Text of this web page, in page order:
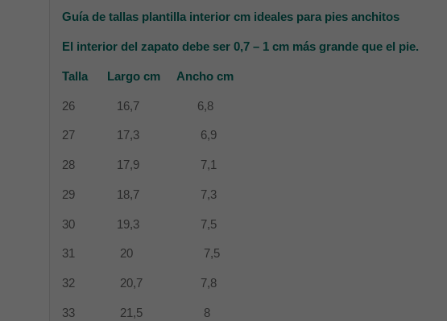
Guía de tallas plantilla interior cm ideales para pies anchitos
El interior del zapato debe ser 0,7 – 1 cm más grande que el pie.
Talla Largo cm Ancho cm
26 16,7 6,8
27 17,3 6,9
28 17,9 7,1
29 18,7 7,3
30 19,3 7,5
31 20 7,5
32 20,7 7,8
33 21,5 8